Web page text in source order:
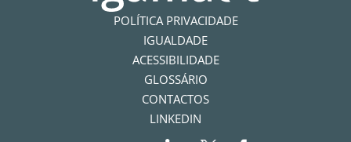
POLÍTICA PRIVACIDADE
IGUALDADE
ACESSIBILIDADE
GLOSSÁRIO
CONTACTOS
LINKEDIN